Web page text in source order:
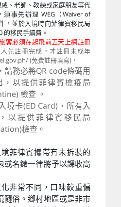
、老師、教練或家庭朋友等代
事先辦理 WEG（Waiver of
，並於入境時向菲律賓移民局
的移民手續費。
客必須在起飛前五天上網註冊
先註冊完成，才註冊未成年
(免費註冊填寫)，
請務必將QR code條碼用
以提供菲律賓檢疫局
檢查 。
境卡(ED Card)，所有入
以提供菲律賓移民局
檢查。
菲律賓攜帶有未拆裝的
或名錶一律將予以課收高
非常不同，口味較重偏
隨俗。鄉村地區或是非市